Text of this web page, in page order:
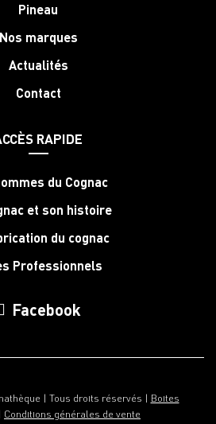
Pineau
Nos marques
Actualités
Contact
RAPIDE
du Cognac
et son histoire
du cognac
Professionnels
Facebook
| Tous droits réservés | Boites
Conditions générales de vente